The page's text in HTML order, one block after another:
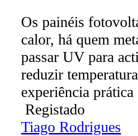
Os painéis
calor, há quem
passar UV para
reduzir
experiência
Registado
Tiago Rodrigues